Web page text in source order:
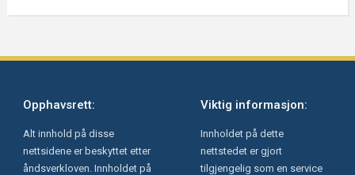
Opphavsrett:
Alt innhold på disse
nettsidene er beskyttet etter
åndsverkloven. Innholdet på
Viktig informasjon:
Innholdet på dette
nettstedet er gjort
tilgjengelig som en service